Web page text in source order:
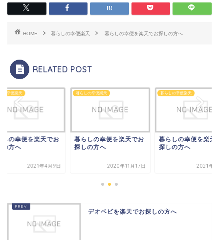
HOME 暮らしの幸便楽天 暮らしの幸便を楽天でお探しの方へ
RELATED POST
の幸便楽天
しの幸便を楽天でお
の方へ
2021年4月9日
暮らしの幸便楽天
暮らしの幸便を楽天でお
探しの方へ
2020年11月17日
暮らしの幸便楽天
暮らしの幸便を楽天
探しの方へ
2021年4
デオベビを楽天でお探しの方へ